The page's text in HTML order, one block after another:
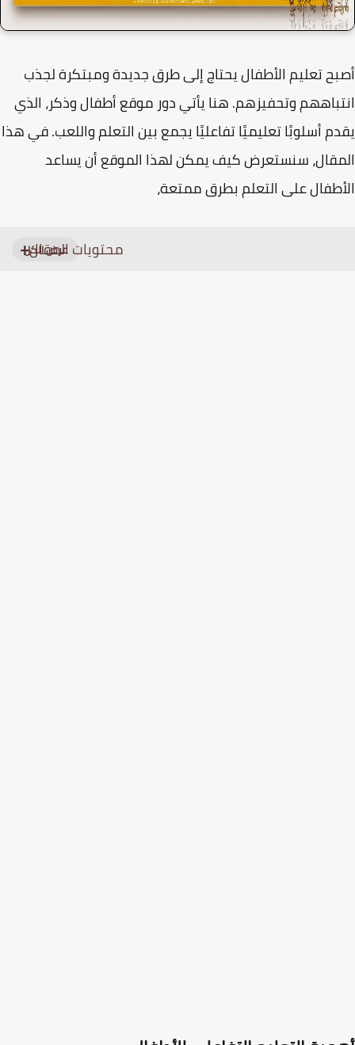
تعليم الأطفال يحتاج إلى طرق جديدة ومبتكرة لجذب
وتحفيزهم. هنا يأتي دورموقع أطفال وذكر، الذي
أسلوبًا تعليميًا تفاعليًا يجمع بين التعلم واللعب. في هذا
سنستعرض كيف يمكن لهذا الموقع أن يساعد
على التعلم بطرق ممتعة،
محتويات المقال